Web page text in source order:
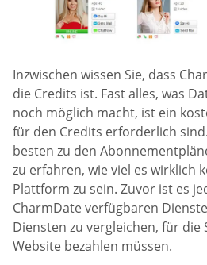
Inzwischen wissen Sie, dass
die Credits ist. Fast alles, was
noch möglich macht, ist ein
für den Credits erforderlich
besten zu den
zu erfahren, wie viel es wirklich
Plattform zu sein. Zuvor ist es
CharmDate verfügbaren
Diensten zu vergleichen, für die
Website bezahlen müssen.